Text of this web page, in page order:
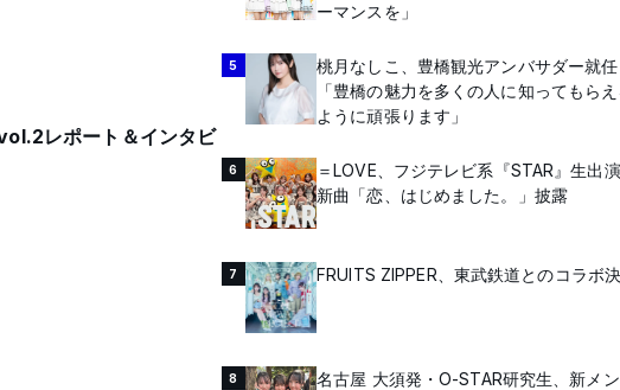
レポート＆インタビ
ーマンスを」
5
桃月なしこ、豊橋観光アンバサダー就任
「豊橋の魅力を多くの人に知ってもら
ように頑張ります」
6
＝LOVE、フジテレビ系『STAR』生出
新曲「恋、はじめました。」披露
7 FRUITS ZIPPER、東武鉄道とのコラボ
8
名古屋 大須発・O-STAR研究生、新メ